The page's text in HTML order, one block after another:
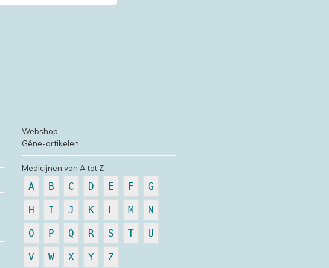
Webshop
Gêne-artikelen
Medicijnen van A tot Z
A B C D E F G
H I J K L M N
O P Q R S T U
V W X Y Z